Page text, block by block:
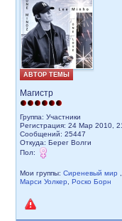
АВТОР ТЕМЫ
Магистр
Группа: Участники
Регистрация: 24 Мар 2010,
Сообщений: 25447
Откуда: Берег Волги
Пол:
Мои группы: Сиреневый мир ,
Марси Уолкер, Роско Борн